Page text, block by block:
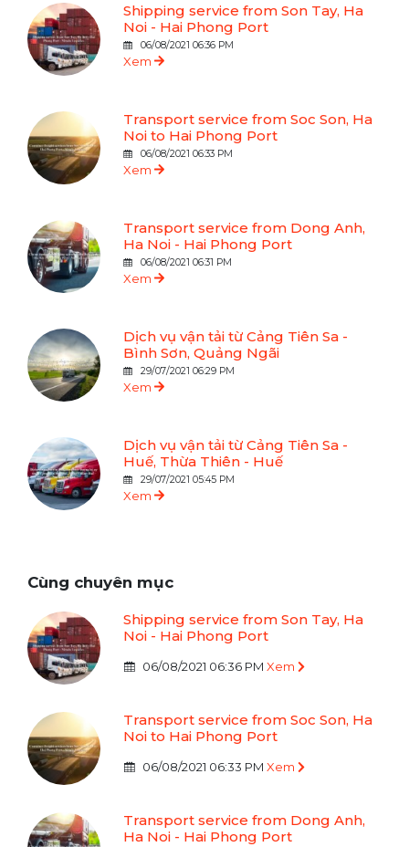
Shipping service from Son Tay, Ha
Noi - Hai Phong Port
06/08/2021 06:36 PM
Xem
Transport service from Soc Son, Ha
Noi to Hai Phong Port
06/08/2021 06:33 PM
Xem
Transport service from Dong Anh,
Ha Noi - Hai Phong Port
06/08/2021 06:31 PM
Xem
Dịch vụ vận tải từ Cảng Tiên Sa -
Bình Sơn, Quảng Ngãi
29/07/2021 06:29 PM
Xem
Dịch vụ vận tải từ Cảng Tiên Sa -
Huế, Thừa Thiên - Huế
29/07/2021 05:45 PM
Xem
Cùng chuyên mục
Shipping service from Son Tay, Ha
Noi - Hai Phong Port
06/08/2021 06:36 PM Xem
Transport service from Soc Son, Ha
Noi to Hai Phong Port
06/08/2021 06:33 PM Xem
Transport service from Dong Anh,
Ha Noi - Hai Phong Port